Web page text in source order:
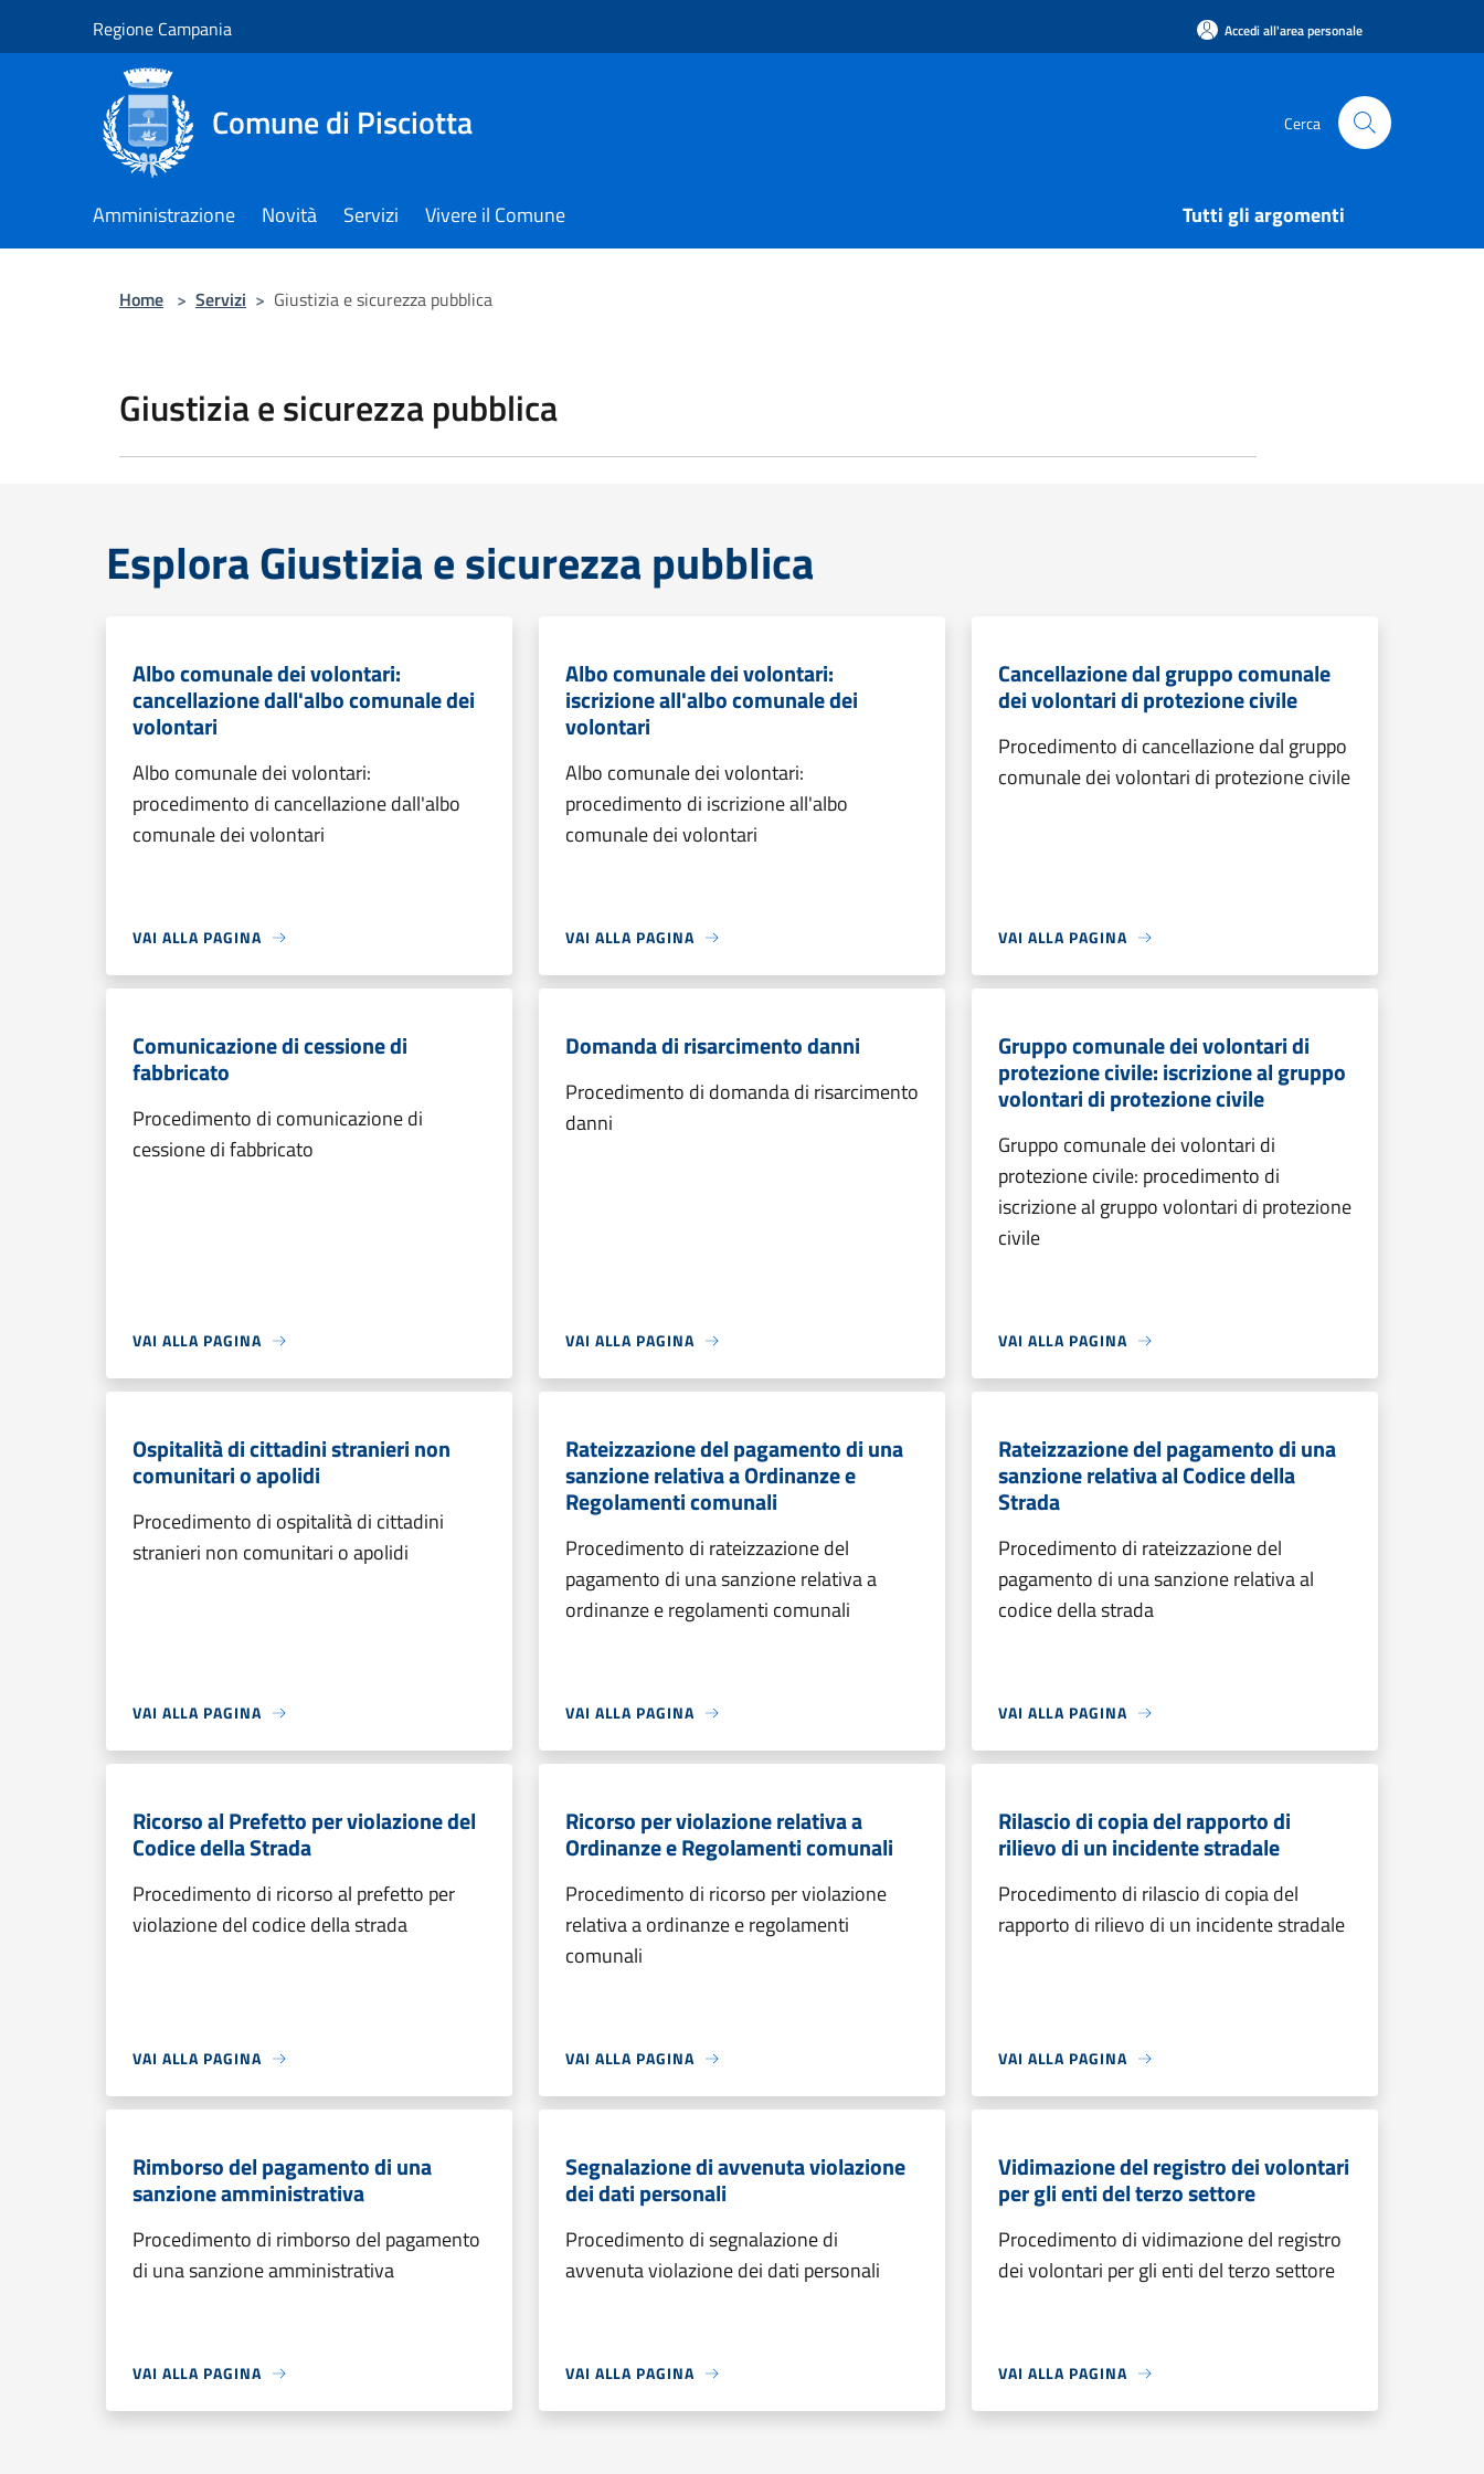
Regione Campania Accedi all'area personale
Comune di Pisciotta Cerca
Amministrazione Novità Servizi Vivere il Comune Tutti gli argomenti
Home > Servizi > Giustizia e sicurezza pubblica
Giustizia e sicurezza pubblica
Esplora Giustizia e sicurezza pubblica
Albo comunale dei volontari:
cancellazione dall'albo comunale dei
volontari
Albo comunale dei volontari:
procedimento di cancellazione dall'albo
comunale dei volontari
VAI ALLA PAGINA
Albo comunale dei volontari:
iscrizione all'albo comunale dei
volontari
Albo comunale dei volontari:
procedimento di iscrizione all'albo
comunale dei volontari
VAI ALLA PAGINA
Cancellazione dal gruppo comunale
dei volontari di protezione civile
Procedimento di cancellazione dal gruppo
comunale dei volontari di protezione civile
VAI ALLA PAGINA
Comunicazione di cessione di
fabbricato
Procedimento di comunicazione di
cessione di fabbricato
VAI ALLA PAGINA
Domanda di risarcimento danni
Procedimento di domanda di risarcimento
danni
VAI ALLA PAGINA
Gruppo comunale dei volontari di
protezione civile: iscrizione al gruppo
volontari di protezione civile
Gruppo comunale dei volontari di
protezione civile: procedimento di
iscrizione al gruppo volontari di protezione
civile
VAI ALLA PAGINA
Ospitalità di cittadini stranieri non
comunitari o apolidi
Procedimento di ospitalità di cittadini
stranieri non comunitari o apolidi
VAI ALLA PAGINA
Rateizzazione del pagamento di una
sanzione relativa a Ordinanze e
Regolamenti comunali
Procedimento di rateizzazione del
pagamento di una sanzione relativa a
ordinanze e regolamenti comunali
VAI ALLA PAGINA
Rateizzazione del pagamento di una
sanzione relativa al Codice della
Strada
Procedimento di rateizzazione del
pagamento di una sanzione relativa al
codice della strada
VAI ALLA PAGINA
Ricorso al Prefetto per violazione del
Codice della Strada
Procedimento di ricorso al prefetto per
violazione del codice della strada
VAI ALLA PAGINA
Ricorso per violazione relativa a
Ordinanze e Regolamenti comunali
Procedimento di ricorso per violazione
relativa a ordinanze e regolamenti
comunali
VAI ALLA PAGINA
Rilascio di copia del rapporto di
rilievo di un incidente stradale
Procedimento di rilascio di copia del
rapporto di rilievo di un incidente stradale
VAI ALLA PAGINA
Rimborso del pagamento di una
sanzione amministrativa
Procedimento di rimborso del pagamento
di una sanzione amministrativa
VAI ALLA PAGINA
Segnalazione di avvenuta violazione
dei dati personali
Procedimento di segnalazione di
avvenuta violazione dei dati personali
VAI ALLA PAGINA
Vidimazione del registro dei volontari
per gli enti del terzo settore
Procedimento di vidimazione del registro
dei volontari per gli enti del terzo settore
VAI ALLA PAGINA